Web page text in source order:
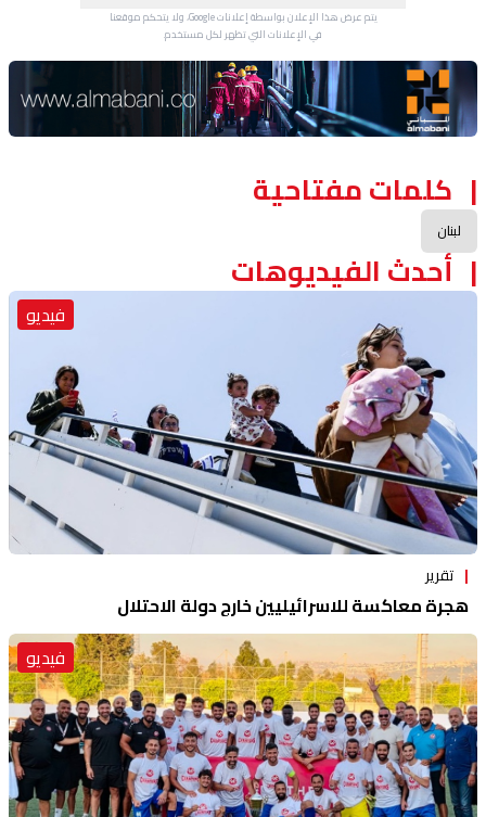
يتم عرض هذا الإعلان بواسطة إعلانات Google، ولا يتحكم موقعنا
في الإعلانات التي تظهر لكل مستخدم.
Advertisement Section
كلمات مفتاحية
لبنان
أحدث الفيديوهات
فيديو
تقرير
هجرة معاكسة للاسرائيليين خارج دولة الاحتلال
فيديو